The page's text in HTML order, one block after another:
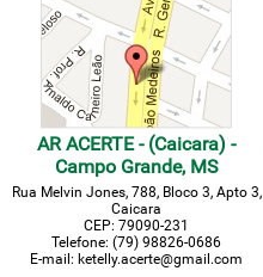
AR ACERTE - (Caicara) -
Campo Grande, MS
Rua Melvin Jones, 788, Bloco 3, Apto 3,
Caicara
CEP: 79090-231
Telefone: (79) 98826-0686
E-mail: ketelly.acerte@gmail.com